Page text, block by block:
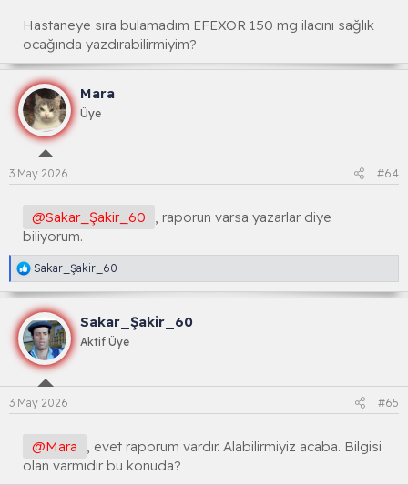
:
Hastaneye sıra bulamadım EFEXOR 150 mg ilacını sağlık
ocağında yazdırabilirmiyim?
Mara
Üye
3 May 2026 #64
@Sakar_Şakir_60
, raporun varsa yazarlar diye
biliyorum.
R
e
a
k
s
i
y
o
n
l
a
:
Sakar_Şakir_60
Sakar_Şakir_60
Aktif Üye
3 May 2026 #65
@Mara
, evet raporum vardır. Alabilirmiyiz acaba. Bilgisi
olan varmıdır bu konuda?